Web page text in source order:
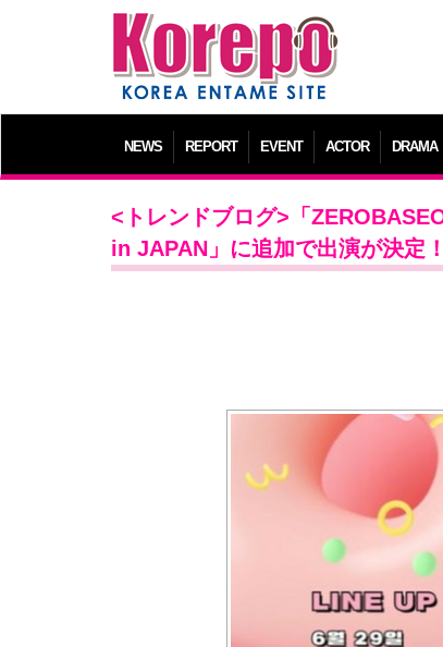
NEWS REPORT EVENT ACTOR DRAMA
<トレンドブログ>「
in JAPAN」に追加で出演が決定！